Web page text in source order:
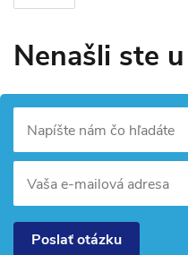
Nenašli ste
Napíšte nám čo hľadáte
Vaša e-mailová adresa
Poslať otázku